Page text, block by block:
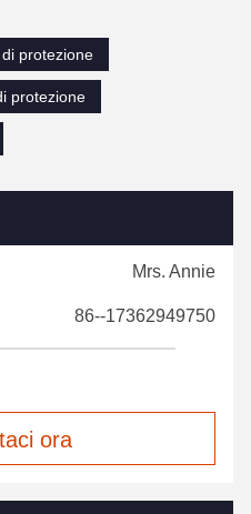
protezione
protezione
Mrs. Annie
86--17362949750
ora